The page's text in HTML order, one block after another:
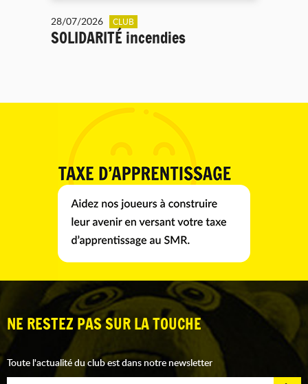
28/07/2026 CLUB
SOLIDARITÉ incendies
NE RESTEZ PAS SUR LA TOUCHE
Toute l'actualité du club est dans notre newsletter